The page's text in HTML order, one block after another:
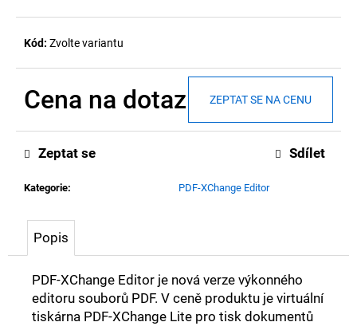
Kód: Zvolte variantu
Cena na dotaz ZEPTAT SE NA CENU
Kategorie: PDF-XChange Editor
Zeptat se Sdílet
Popis
PDF-XChange Editor je nová verze výkonného
editoru souborů PDF. V ceně produktu je virtuální
tiskárna PDF-XChange Lite pro tisk dokumentů
p
o
r
u
č
u
e